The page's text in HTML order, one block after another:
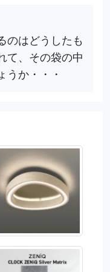
のはどうしたも
て、その袋の中
うか・・・